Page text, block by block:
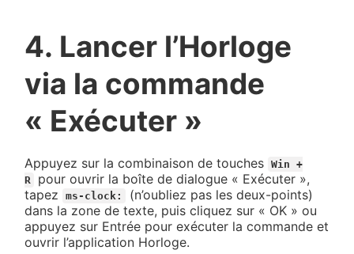
4. Lancer l’Horloge
via la commande
« Exécuter »
Appuyez sur la combinaison de touches
Win +
R
pour ouvrir la boîte de dialogue « Exécuter »,
tapez
ms-clock:
(n’oubliez pas les deux-points)
dans la zone de texte, puis cliquez sur « OK » ou
appuyez sur Entrée pour exécuter la commande et
ouvrir l’application Horloge.